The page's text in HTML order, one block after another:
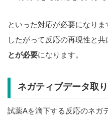
といった対応が必要になりま
したがって反応の再現性と共
とが必要になります。
ネガティブデータ取
試薬Aを滴下する反応のネガ